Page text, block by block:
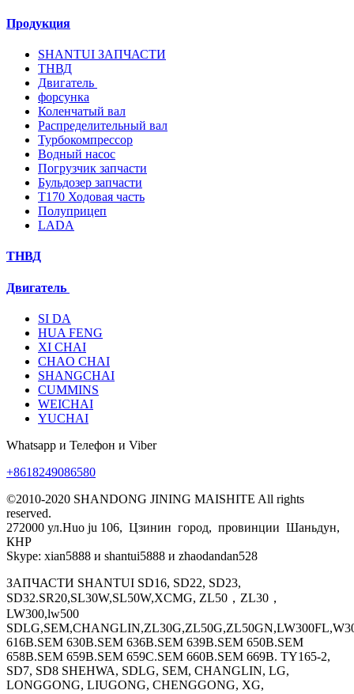
Продукция
SHANTUI ЗАПЧАСТИ
ТНВД
Двигатель
форсунка
Коленчатый вал
Распределительный вал
Турбокомпрессор
Водный насос
Погрузчик запчасти
Бульдозер запчасти
T170 Ходовая часть
Полуприцеп
LADA
ТНВД
Двигатель
SI DA
HUA FENG
XI CHAI
CHAO CHAI
SHANGCHAI
CUMMINS
WEICHAI
YUCHAI
Whatsapp и Телефон и Viber
+8618249086580
©2010-2020 SHANDONG JINING MAISHITE All rights
reserved.
272000 ул.Huo ju 106, Цзинин город, провинции Шаньдун,
КНР
Skype: xian5888 и shantui5888 и zhaodandan528
ЗАПЧАСТИ SHANTUI SD16, SD22, SD23,
SD32.SR20,SL30W,SL50W,XCMG, ZL50，ZL30，
LW300,lw500
616B.SEM 630B.SEM 636B.SEM 639B.SEM 650B.SEM
658B.SEM 659B.SEM 659C.SEM 660B.SEM 669B. TY165-2,
SD7, SD8 SHEHWA, SDLG, SEM, CHANGLIN, LG,
LONGGONG, LIUGONG, CHENGGONG, XG,